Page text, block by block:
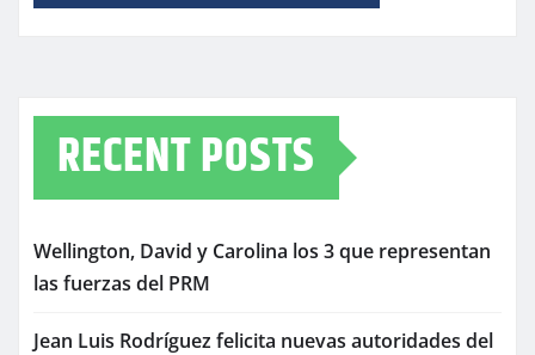
RECENT POSTS
Wellington, David y Carolina los 3 que representan
las fuerzas del PRM
Jean Luis Rodríguez felicita nuevas autoridades del